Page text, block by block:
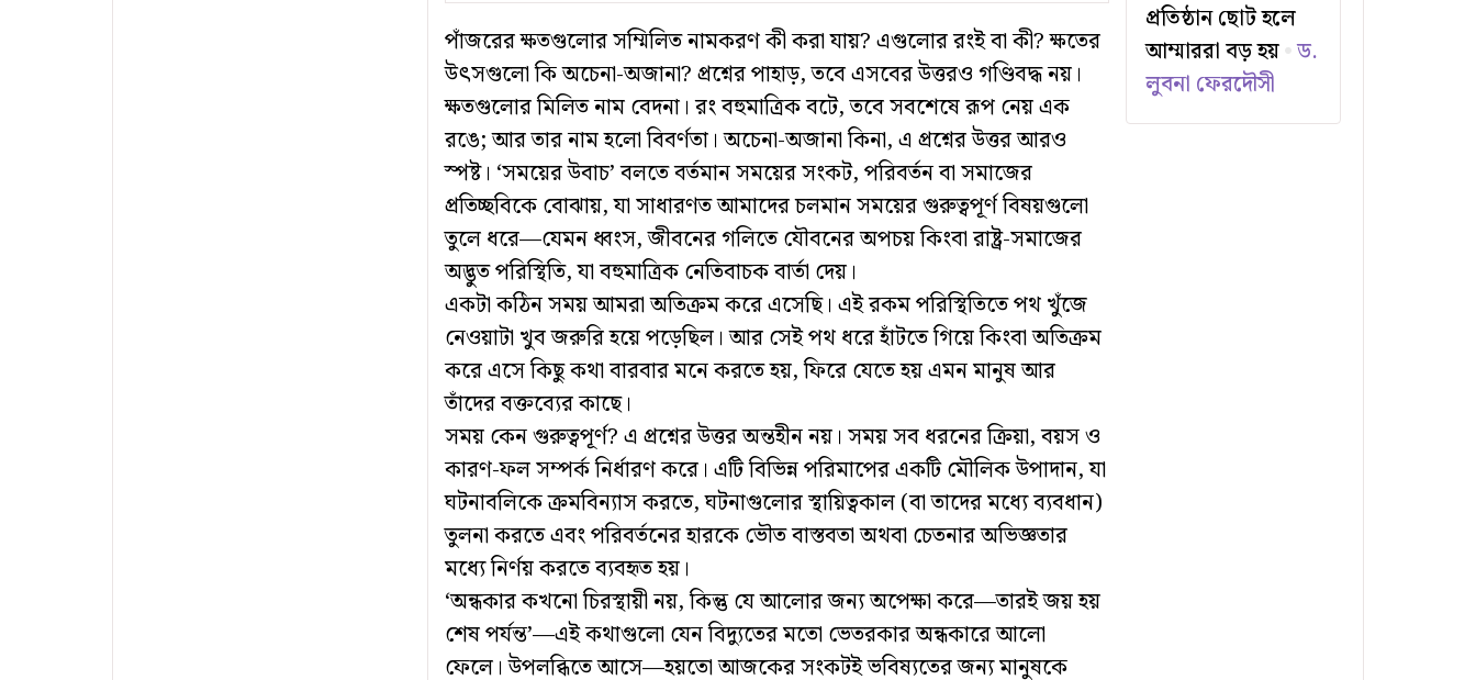
পাঁজরের ক্ষতগুলোর সম্মিলিত নামকরণ কী করা যায়? এগুলোর রংই বা কী? ক্ষতের
উৎসগুলো কি অচেনা-অজানা? প্রশ্নের পাহাড়, তবে এসবের উত্তরও গণ্ডিবদ্ধ নয়।
ক্ষতগুলোর মিলিত নাম বেদনা। রং বহুমাত্রিক বটে, তবে সবশেষে রূপ নেয় এক
রঙে; আর তার নাম হলো বিবর্ণতা। অচেনা-অজানা কিনা, এ প্রশ্নের উত্তর আরও
স্পষ্ট। ‘সময়ের উবাচ’ বলতে বর্তমান সময়ের সংকট, পরিবর্তন বা সমাজের
প্রতিচ্ছবিকে বোঝায়, যা সাধারণত আমাদের চলমান সময়ের গুরুত্বপূর্ণ বিষয়গুলো
তুলে ধরে—যেমন ধ্বংস, জীবনের গলিতে যৌবনের অপচয় কিংবা রাষ্ট্র-সমাজের
অদ্ভুত পরিস্থিতি, যা বহুমাত্রিক নেতিবাচক বার্তা দেয়।
একটা কঠিন সময় আমরা অতিক্রম করে এসেছি। এই রকম পরিস্থিতিতে পথ খুঁজে
নেওয়াটা খুব জরুরি হয়ে পড়েছিল। আর সেই পথ ধরে হাঁটতে গিয়ে কিংবা অতিক্রম
করে এসে কিছু কথা বারবার মনে করতে হয়, ফিরে যেতে হয় এমন মানুষ আর
তাঁদের বক্তব্যের কাছে।
সময় কেন গুরুত্বপূর্ণ? এ প্রশ্নের উত্তর অন্তহীন নয়। সময় সব ধরনের ক্রিয়া, বয়স ও
কারণ-ফল সম্পর্ক নির্ধারণ করে। এটি বিভিন্ন পরিমাপের একটি মৌলিক উপাদান, যা
ঘটনাবলিকে ক্রমবিন্যাস করতে, ঘটনাগুলোর স্থায়িত্বকাল (বা তাদের মধ্যে ব্যবধান)
তুলনা করতে এবং পরিবর্তনের হারকে ভৌত বাস্তবতা অথবা চেতনার অভিজ্ঞতার
মধ্যে নির্ণয় করতে ব্যবহৃত হয়।
‘অন্ধকার কখনো চিরস্থায়ী নয়, কিন্তু যে আলোর জন্য অপেক্ষা করে—তারই জয় হয়
শেষ পর্যন্ত’—এই কথাগুলো যেন বিদ্যুতের মতো ভেতরকার অন্ধকারে আলো
ফেলে। উপলব্ধিতে আসে—হয়তো আজকের সংকটই ভবিষ্যতের জন্য মানুষকে
প্রতিষ্ঠান ছোট হলে
আম্মাররা বড় হয় ড.
লুবনা ফেরদৌসী